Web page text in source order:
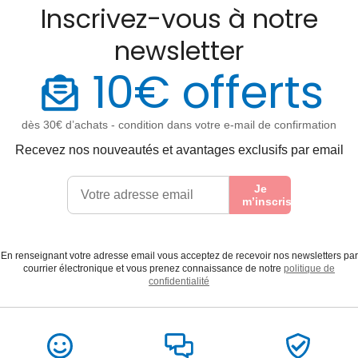
Inscrivez-vous à notre
newsletter
10€ offerts
dès 30€ d’achats - condition dans votre e-mail de confirmation
Recevez nos nouveautés et avantages exclusifs par email
Je
m’inscris
En renseignant votre adresse email vous acceptez de recevoir nos newsletters par
courrier électronique et vous prenez connaissance de notre politique de
confidentialité